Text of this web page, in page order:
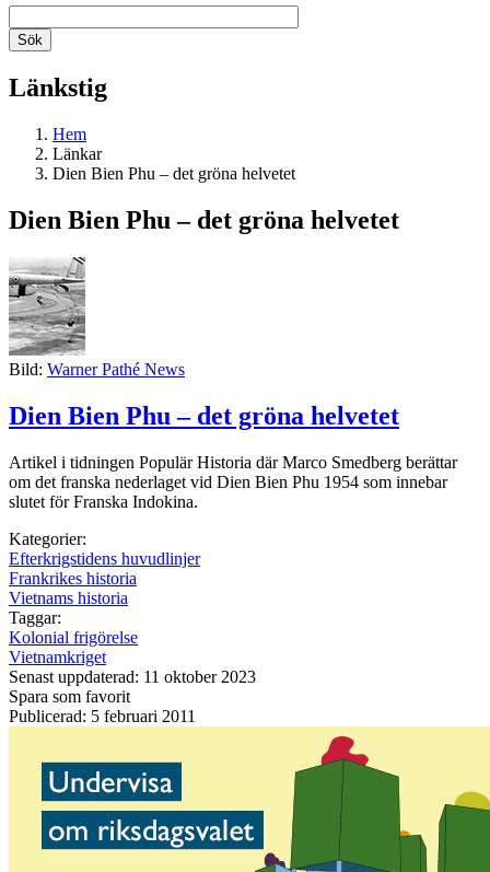
Länkstig
Hem
Länkar
Dien Bien Phu – det gröna helvetet
Dien Bien Phu – det gröna helvetet
Bild: Warner Pathé News
Dien Bien Phu – det gröna helvetet
Artikel i tidningen Populär Historia där Marco Smedberg berättar
om det franska nederlaget vid Dien Bien Phu 1954 som innebar
slutet för Franska Indokina.
Kategorier:
Efterkrigstidens huvudlinjer
Frankrikes historia
Vietnams historia
Taggar:
Kolonial frigörelse
Vietnamkriget
Senast uppdaterad: 11 oktober 2023
Spara som favorit
Publicerad: 5 februari 2011